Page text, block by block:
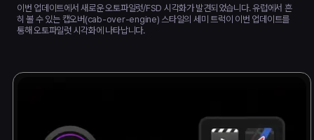
이번 업데이트에서 새로운 오토파일럿/FSD 시각화가 발견되었습니다. 유럽에서 흔
히 볼 수 있는 캡오버(cab-over-engine) 스타일의 세미 트럭이 이번 업데이트를
통해 오토파일럿 시각화에 나타납니다.